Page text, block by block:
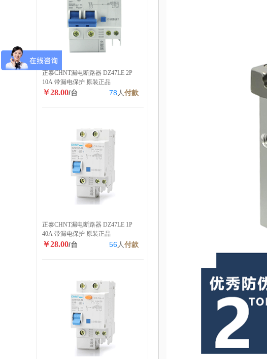
正泰CHNT漏电断路器 DZ47LE 2P
10A 带漏电保护 原装正品
￥28.00/台 78 人付款
正泰CHNT漏电断路器 DZ47LE 1P
40A 带漏电保护 原装正品
￥28.00/台 56人付款